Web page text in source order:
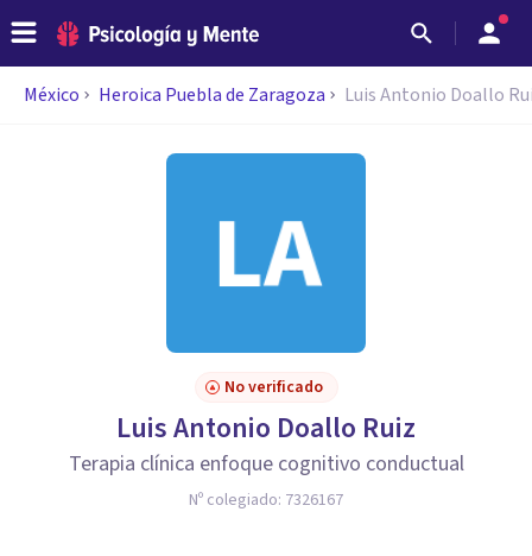
México Heroica Puebla de Zaragoza Luis Antonio Doallo
No verificado
Luis Antonio Doallo Ruiz
Terapia clínica enfoque cognitivo conductual
Nº colegiado: 7326167